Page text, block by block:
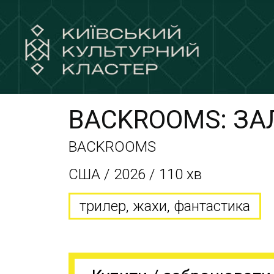
BACKROOMS:
BACKROOMS
США / 2026 / 110 хв
трилер, жахи, фантастика